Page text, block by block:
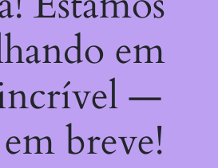
em
—
breve!